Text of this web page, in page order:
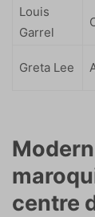
Louis
Garrel
Greta Lee
centre